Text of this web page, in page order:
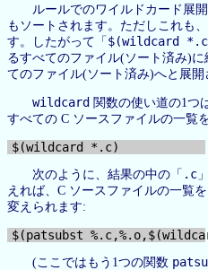
ルールでのワイルドカード展開
もソートされます。ただしこれも
す。したがって「 $(wildcard
るすべてのファイル(ソート済み)に
てのファイル(ソート済み)へと展開
wildcard 関数の使い道の1つ
すべての C ソースファイルの一覧
次のように、結果の中の「 .c
えれば、C ソースファイルの一覧
変えられます:
(ここではもう1つの関数